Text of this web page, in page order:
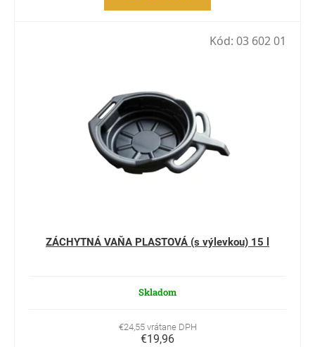
ZÁCHYTNÁ VAŇA PLASTOVÁ (s výlevkou) 15 l
Skladom
€24,55 vrátane DPH
€19,96
Kód: 03 602 01